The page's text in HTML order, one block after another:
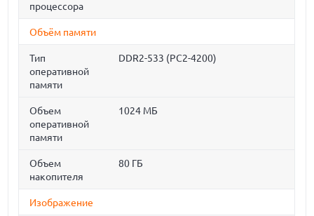
процессора
Объём памяти
Тип
оперативной
памяти
DDR2-533 (PC2-4200)
Объем
оперативной
памяти
1024 МБ
Объем
накопителя
80 ГБ
Изображение